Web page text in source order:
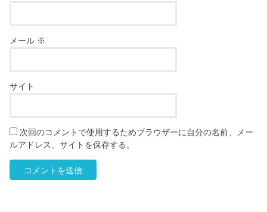
メール ※
サイト
次回のコメントで使用するためブラウザーに自分の名前、メー
ルアドレス、サイトを保存する。